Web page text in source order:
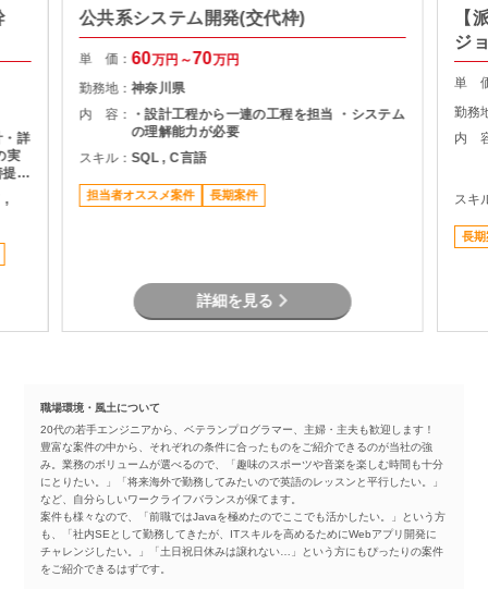
・詳
実
案
,
公共系システム開発(交代枠)
単 価：60万円～70万円
勤務地：神奈川県
内 容：
・設計工程から一連の工程を担当 ・システム
の理解能力が必要
スキル：SQL , C言語
担当者オススメ案件 長期案件
詳細を見る
【
ジ
単
勤務
内
スキ
長期
職場環境・風土について
20代の若手エンジニアから、ベテランプログラマー、主婦・主夫も歓迎します！
豊富な案件の中から、それぞれの条件に合ったものをご紹介できるのが当社の強
み。業務のボリュームが選べるので、「趣味のスポーツや音楽を楽しむ時間も十分
にとりたい。」「将来海外で勤務してみたいので英語のレッスンと平行したい。」
など、自分らしいワークライフバランスが保てます。
案件も様々なので、「前職ではJavaを極めたのでここでも活かしたい。」という方
も、「社内SEとして勤務してきたが、ITスキルを高めるためにWebアプリ開発に
チャレンジしたい。」「土日祝日休みは譲れない…」という方にもぴったりの案件
をご紹介できるはずです。